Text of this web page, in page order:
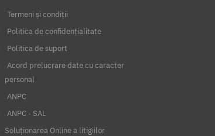
Termeni și condiții
Politica de confidențialitate
Politica de suport
Acord prelucrare date cu caracter
personal
ANPC
ANPC - SAL
Soluționarea Online a litigiilor